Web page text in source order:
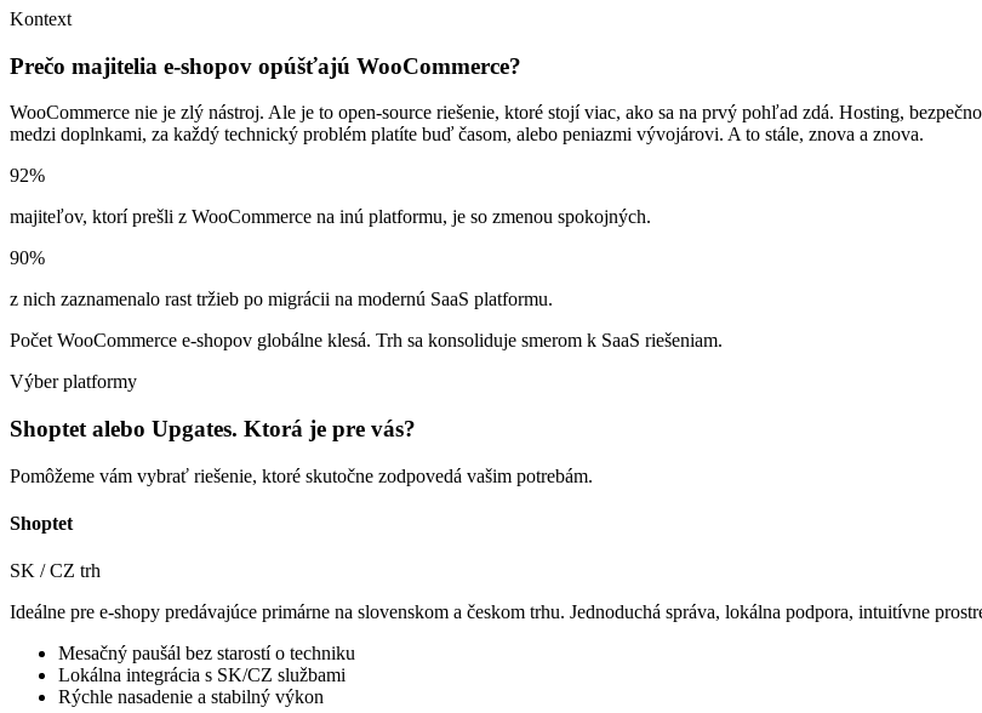
Kontext
Prečo majitelia e-shopov opúšťajú WooCommerce?
WooCommerce nie je zlý nástroj. Ale je to open-source riešenie, ktoré stojí viac, ako sa na prvý pohľad zdá. Hosting,
medzi doplnkami, za každý technický problém platíte buď časom, alebo peniazmi vývojárovi. A to stále, znova a znova.
92%
majiteľov, ktorí prešli z WooCommerce na inú platformu, je so zmenou spokojných.
90%
z nich zaznamenalo rast tržieb po migrácii na modernú SaaS platformu.
Počet WooCommerce e-shopov globálne klesá. Trh sa konsoliduje smerom k SaaS riešeniam.
Výber platformy
Shoptet alebo Upgates. Ktorá je pre vás?
Pomôžeme vám vybrať riešenie, ktoré skutočne zodpovedá vašim potrebám.
Shoptet
SK / CZ trh
Ideálne pre e-shopy predávajúce primárne na slovenskom a českom trhu. Jednoduchá správa, lokálna podpora, intuitívne
Mesačný paušál bez starostí o techniku
Lokálna integrácia s SK/CZ službami
Rýchle nasadenie a stabilný výkon